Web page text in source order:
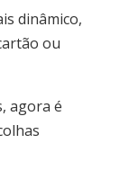
dinâmico,
ou
agora é